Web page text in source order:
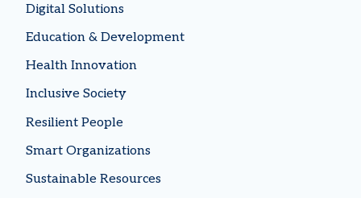
Digital Solutions
Education & Development
Health Innovation
Inclusive Society
Resilient People
Smart Organizations
Sustainable Resources